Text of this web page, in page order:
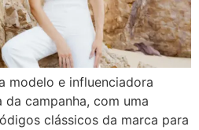
modelo e influenciadora
campanha, com uma
clássicos da marca para